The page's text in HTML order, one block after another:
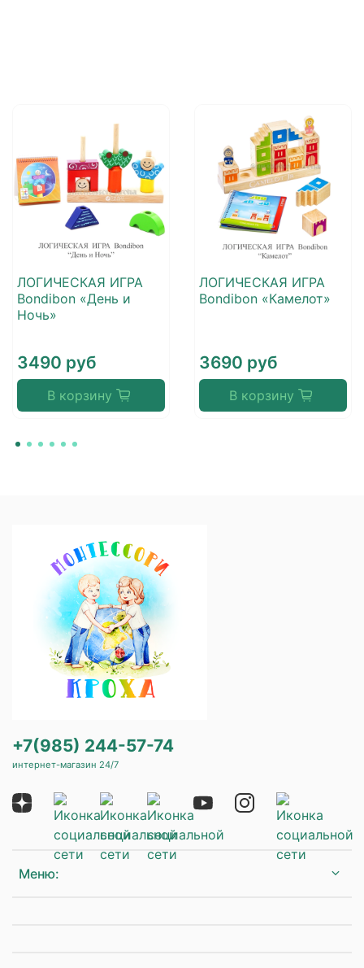
ЛОГИЧЕСКАЯ ИГРА
Bondibon «День и
Ночь»
3490 руб
В корзину
ЛОГИЧЕСКАЯ ИГРА
Bondibon «Камелот»
3690 руб
В корзину
Меню:
+7(985) 244-57-74
интернет-магазин 24/7